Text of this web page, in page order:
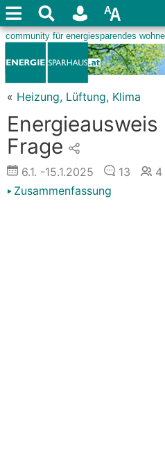
« Heizung, Lüftung, Klima
Energieausweis
Frage
6.1. -15.1.2025 13 4
Zusammenfassung